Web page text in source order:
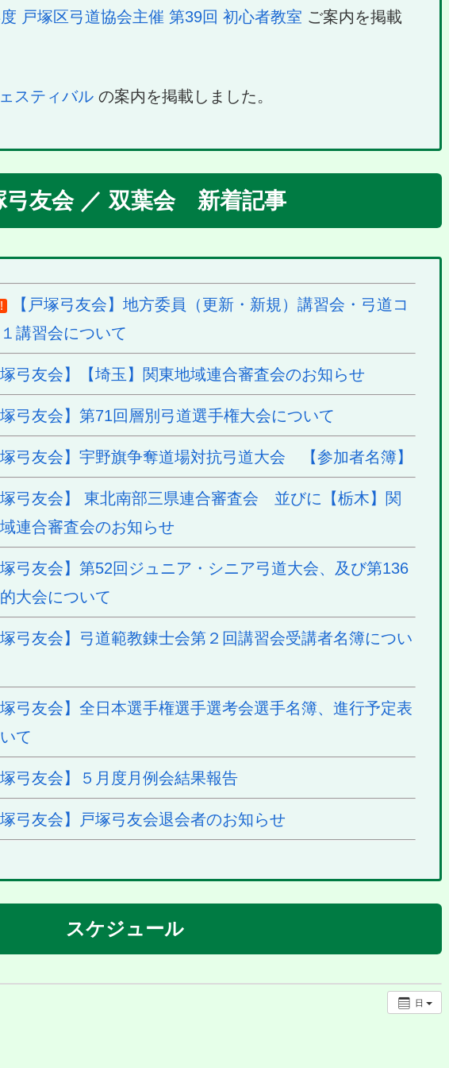
戸塚区弓道協会主催 第39回 初心者教室 ご案内を掲載
スティバル の案内を掲載しました。
弓友会 ／ 双葉会 新着記事
【戸塚弓友会】地方委員（更新・新規）講習会・弓道コ
講習会について
塚弓友会】【埼玉】関東地域連合審査会のお知らせ
塚弓友会】第71回層別弓道選手権大会について
塚弓友会】宇野旗争奪道場対抗弓道大会 【参加者名簿】
塚弓友会】 東北南部三県連合審査会 並びに【栃木】関
連合審査会のお知らせ
塚弓友会】第52回ジュニア・シニア弓道大会、及び第136
大会について
塚弓友会】弓道範教錬士会第２回講習会受講者名簿につい
塚弓友会】全日本選手権選手選考会選手名簿、進行予定表
て
塚弓友会】５月度月例会結果報告
塚弓友会】戸塚弓友会退会者のお知らせ
スケジュール
日